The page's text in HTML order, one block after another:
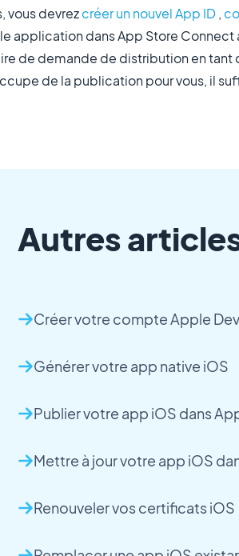
vous devrezcréer un nouvel App ID,
application dans App Store
de demande de distribution en
de la publication pour vous, il
Autres
Créer votre compte Apple
Générer votre app native iOS
Publier votre app iOS dans
Mettre à jour votre app iOS
Renouveler vos certificats iOS